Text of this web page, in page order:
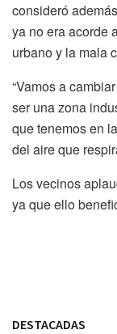
consideró
ya no era acorde
urbano y la mala
“Vamos a
ser una zona
que tenemos en
del aire que
Los vecinos
ya que ello
DESTACADAS